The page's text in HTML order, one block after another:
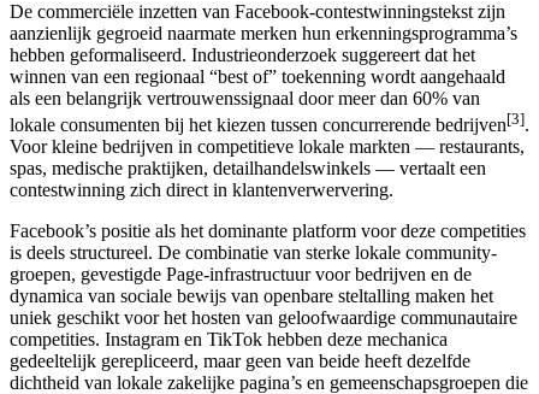
De commerciële inzetten van Facebook-contestwinningstekst zijn
aanzienlijk gegroeid naarmate merken hun erkenningsprogramma’s
hebben geformaliseerd. Industrieonderzoek suggereert dat het
winnen van een regionaal “best of” toekenning wordt aangehaald
als een belangrijk vertrouwenssignaal door meer dan 60% van
lokale consumenten bij het kiezen tussen concurrerende bedrijven[3].
Voor kleine bedrijven in competitieve lokale markten — restaurants,
spas, medische praktijken, detailhandelswinkels — vertaalt een
contestwinning zich direct in klantenverwervering.
Facebook’s positie als het dominante platform voor deze competities
is deels structureel. De combinatie van sterke lokale community-
groepen, gevestigde Page-infrastructuur voor bedrijven en de
dynamica van sociale bewijs van openbare steltalling maken het
uniek geschikt voor het hosten van geloofwaardige communautaire
competities. Instagram en TikTok hebben deze mechanica
gedeeltelijk gerepliceerd, maar geen van beide heeft dezelfde
dichtheid van lokale zakelijke pagina’s en gemeenschapsgroepen die